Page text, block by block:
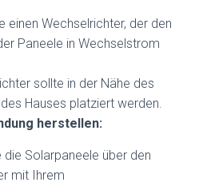
einen Wechselrichter, der den
Paneele in Wechselstrom
sollte in der Nähe des
Hauses platziert werden.
herstellen:
die Solarpaneele über den
mit Ihrem